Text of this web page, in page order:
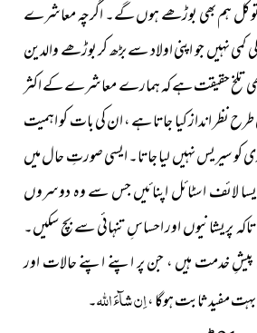
کل ہم بھی بوڑھے ہوں گے۔ اگرچہ معاشرے
نہیں جو اپنی اولاد سے بڑھ کر بوڑھے والدین
بھی تلخ حقیقت ہے کہ ہمارے معاشرے کے اکثر
نظر انداز کیا جاتا ہے ، ان کی بات کو اہمیت
کو سیریس نہیں لیا جاتا۔ ایسی صورتِ حال میں
لائف اسٹائل اپنائیں جس سے وہ دوسروں
پریشانیوں اور احساسِ تنہائی سے بچ سکیں۔
سے21 ٹپس پیشِ خدمت ہیں ، جن پر اپنے اپنے حالات اور
مفید ثابت ہوگا ،اِن شآءَ اللہ۔